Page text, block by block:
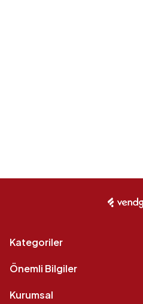
Kategoriler
Önemli Bilgiler
Kurumsal